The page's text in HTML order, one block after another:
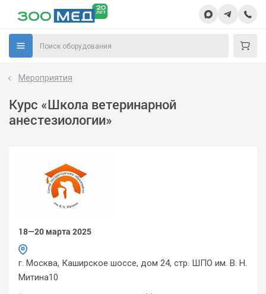
Мероприятия
Курс «Школа ветеринарной
анестезиологии»
18—20 марта 2025
г. Москва, Каширское шоссе, дом 24, стр. ШПО им. В. Н.
Митина10